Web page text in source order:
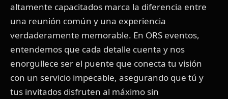
altamente capacitados marca la diferencia entre
una reunión común y una experiencia
verdaderamente memorable. En ORS eventos,
entendemos que cada detalle cuenta y nos
enorgullece ser el puente que conecta tu visión
con un servicio impecable, asegurando que tú y
tus invitados disfruten al máximo sin